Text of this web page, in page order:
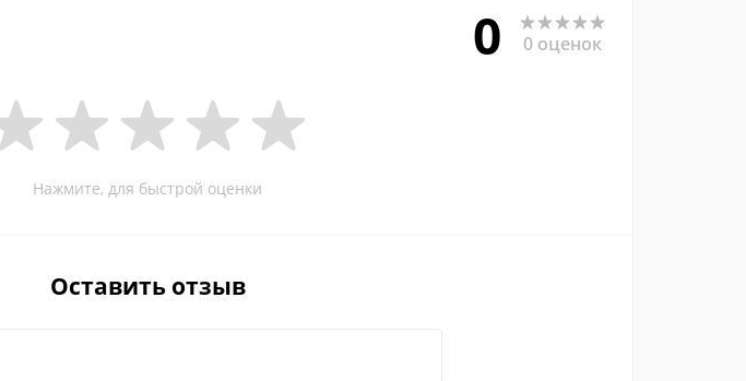
0 0 оценок
Нажмите, для быстрой оценки
Оставить отзыв